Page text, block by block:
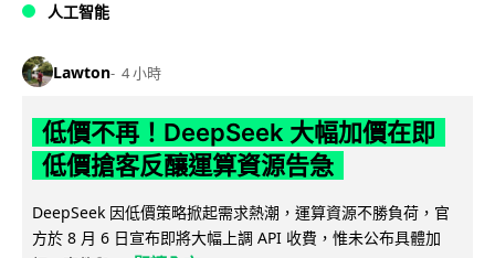
人工智能
Lawton 4 小時
低價不再！DeepSeek 大幅加價在即
低價搶客反釀運算資源告急
DeepSeek 因低價策略掀起需求熱潮，運算資源不勝負荷，官
方於 8 月 6 日宣布即將大幅上調 API 收費，惟未公布具體加